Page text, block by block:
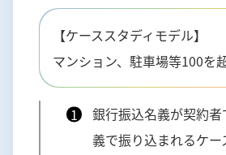
【ケーススタディモデル】
マンション、駐車場等100を
銀行振込名義が契約
義で振り込まれるケ